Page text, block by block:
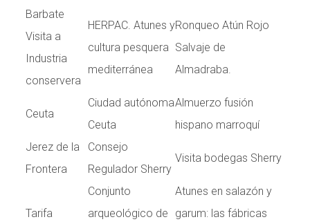
Barbate
Visita a
Industria
conservera
HERPAC. Atunes y
cultura pesquera
mediterránea
Ronqueo Atún Rojo
Salvaje de
Almadraba.
Ceuta
Ciudad autónoma
Ceuta
Almuerzo fusión
hispano marroquí
Jerez de la
Frontera
Consejo
Regulador Sherry
Visita bodegas Sherry
Tarifa
Conjunto
arqueológico de
Atunes en salazón y
garum: las fábricas